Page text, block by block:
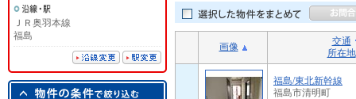
画像
交通
所在地
福島/東北新幹線
福島市清明町
ＪＲ奥羽本線
福島